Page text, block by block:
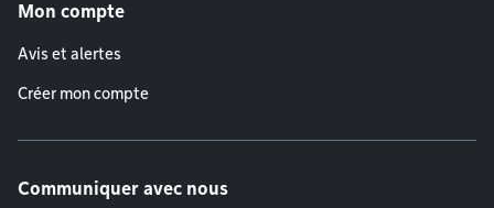
Mon compte
Avis et alertes
Créer mon compte
Communiquer avec nous